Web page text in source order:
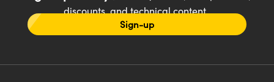
discounts, and technical content
Sign-up